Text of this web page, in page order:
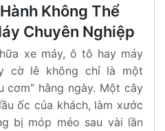
Không Thể
Chuyên Nghiệp
xe máy, ô tô hay máy
cờ lê không chỉ là một
cơm” hằng ngày. Một cây
ốc của khách, làm xước
bị móp méo sau vài lần